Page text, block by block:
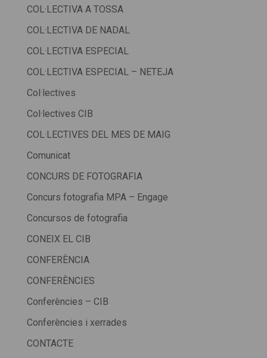
COL·LECTIVA A TOSSA
COL·LECTIVA DE NADAL
COL·LECTIVA ESPECIAL
COL·LECTIVA ESPECIAL – NETEJA
Col·lectives
Col·lectives CIB
COL·LECTIVES DEL MES DE MAIG
Comunicat
CONCURS DE FOTOGRAFIA
Concurs fotografia MPA – Engage
Concursos de fotografia
CONEIX EL CIB
CONFERÈNCIA
CONFERÈNCIES
Conferències – CIB
Conferències i xerrades
CONTACTE